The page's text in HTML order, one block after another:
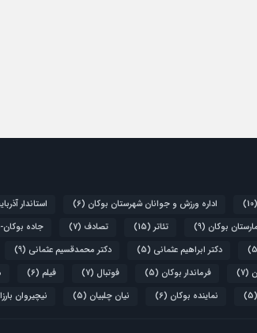
(10) اداره ورزش و جوانان شهرستان بوکان (6) استاندار
بوکان (9) تئاتر (15) تصادف (7) جاده
دکتر ابراهیم عثمانی (5) دکتر محمدقسیم عثمانی (9)
(7) فرماندار بوکان (5) فوتبال (7) فیلم (6)
(5) نماینده بوکان (6) نیان چلبیان (5) نیچیروان